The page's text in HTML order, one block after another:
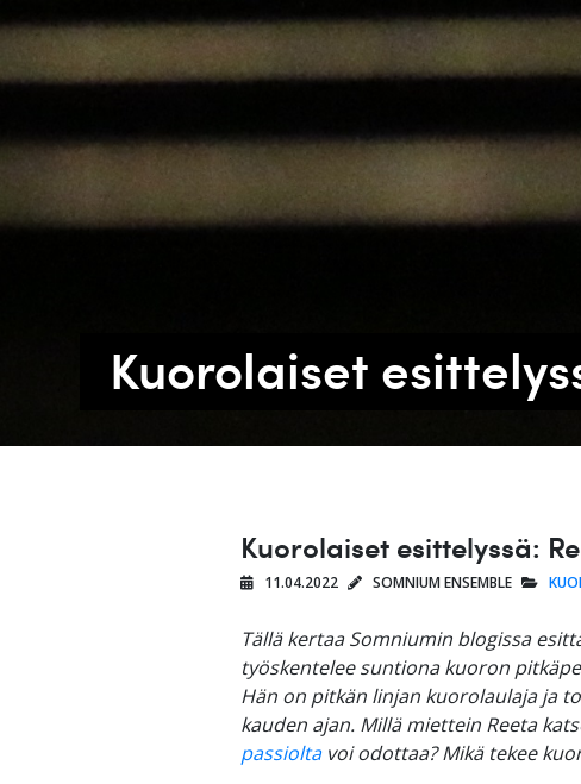
Kuorolaiset
Kuorolaiset esittelyssä:
11.04.2022 SOMNIUM ENSEMBLE
Tällä kertaa Somniumin blogissa
työskentelee suntiona kuoron
Hän on pitkän linjan kuorolaulaja ja
kauden ajan. Millä miettein Reeta
passioltavoi odottaa? Mikä tekee